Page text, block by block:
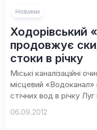
Новини
Ходорівський
продовжує
стоки в річку
Міські каналізаційні
місцевий
стічних вод в річку
06.09.2012